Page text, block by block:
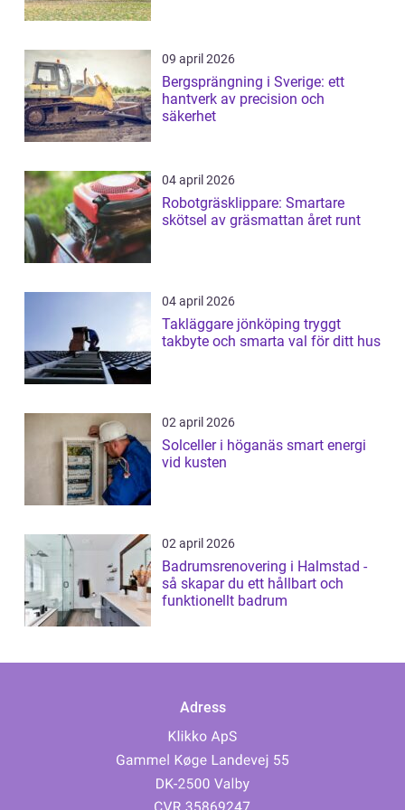
09 april 2026
Bergsprängning i Sverige: ett
hantverk av precision och
säkerhet
04 april 2026
Robotgräsklippare: Smartare
skötsel av gräsmattan året runt
04 april 2026
Takläggare jönköping tryggt
takbyte och smarta val för ditt hus
02 april 2026
Solceller i höganäs smart energi
vid kusten
02 april 2026
Badrumsrenovering i Halmstad -
så skapar du ett hållbart och
funktionellt badrum
Adress